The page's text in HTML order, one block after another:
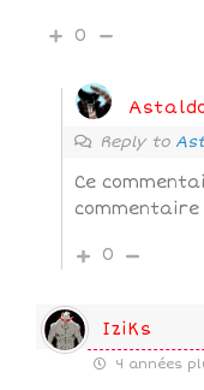
0
Reply to
Ce
0
IziKs
4 années